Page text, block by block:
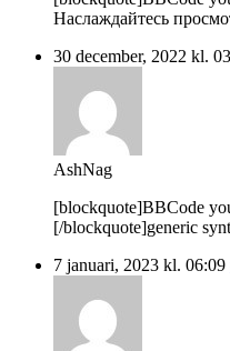
Наслаждайтесь
30 december, 2022 kl.
AshNag
[blockquote]BBCode
[/blockquote]generic
7 januari, 2023 kl. 06:09